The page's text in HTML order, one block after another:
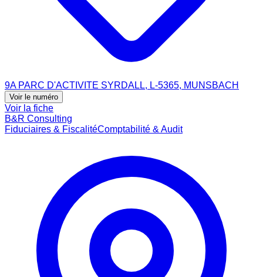
9A PARC D'ACTIVITE SYRDALL, L-5365, MUNSBACH
Voir le numéro
Voir la fiche
B&R Consulting
Fiduciaires & FiscalitéComptabilité & Audit